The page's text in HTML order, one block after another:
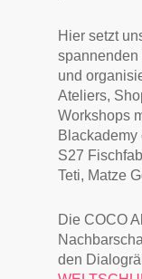
Hier setzt
spannenden
und
Ateliers,
Workshops
Blackademy
S27
Teti, Matze
Die COCO
den